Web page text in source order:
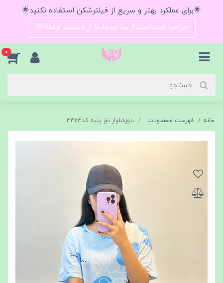
🌟برای عملکرد بهتر و سریع از فیلترشکن استفاده نکنید🌟
حراجیا اینجاست؟ بیا اینجا تا از دستت نرفته😍
0
خانه فهرست محصولات بلوزشلوار نخ پنبه کد۳۴۲۳